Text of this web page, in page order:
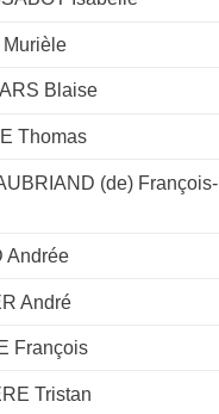
Blaise
Thomas
(de) François-
Andrée
André
François
Tristan